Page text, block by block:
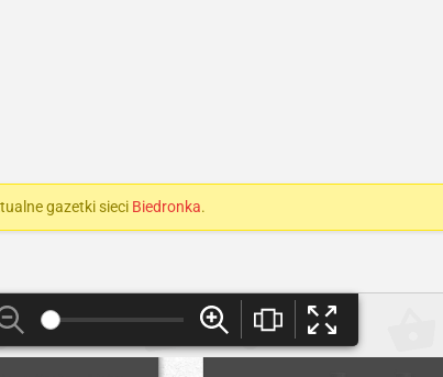
gazetki sieci Biedronka.